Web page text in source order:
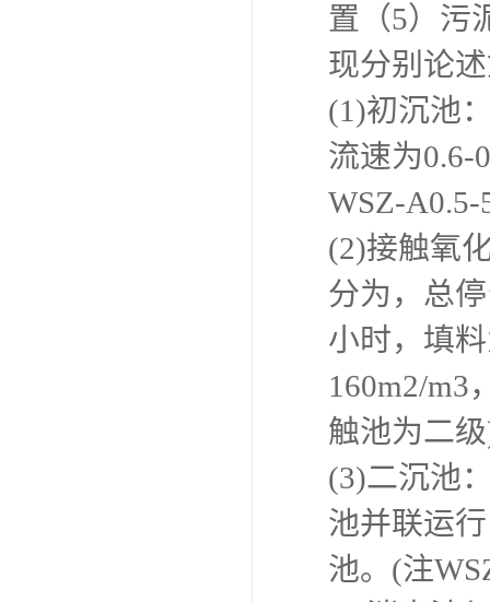
置（5）污
现分别论
(1)初沉池
流速为0.6-
WSZ-
(2)接触氧
分为，总
小时，填
160m2/m3
触池为二
(3)二沉池
池并联运
池。(注